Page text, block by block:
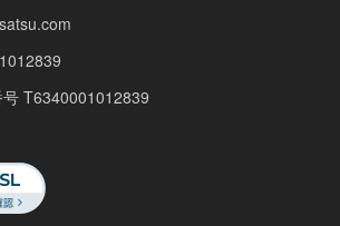
T6340001012839